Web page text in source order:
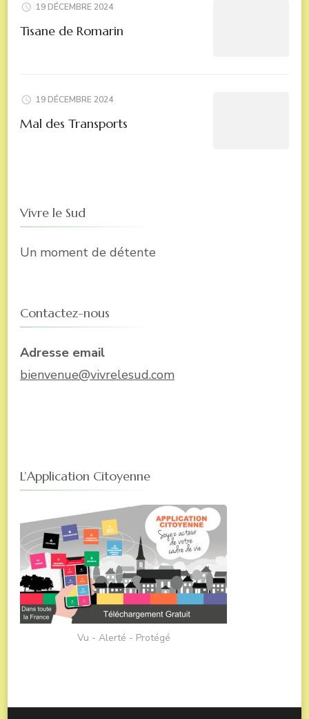
19 DÉCEMBRE 2024
Tisane de Romarin
19 DÉCEMBRE 2024
Mal des Transports
Vivre le Sud
Un moment de détente
Contactez-nous
Adresse email
bienvenue@vivrelesud.com
L’Application Citoyenne
Vu - Alerté - Protégé